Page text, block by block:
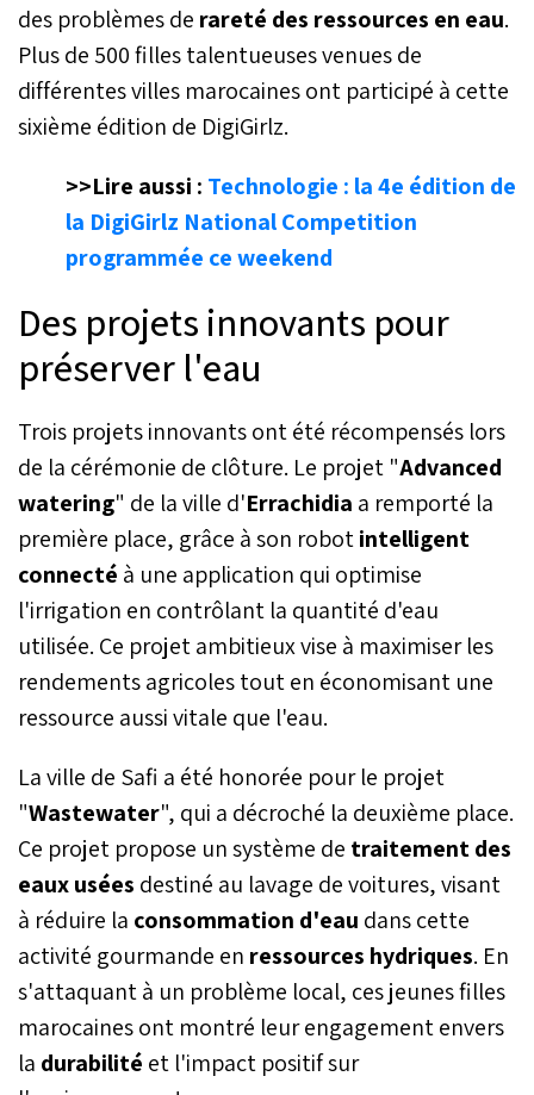
des problèmes de rareté des ressources en eau.
Plus de 500 filles talentueuses venues de
différentes villes marocaines ont participé à cette
sixième édition de DigiGirlz.
>>Lire aussi : Technologie : la 4e édition de
la DigiGirlz National Competition
programmée ce weekend
Des projets innovants pour
préserver l'eau
Trois projets innovants ont été récompensés lors
de la cérémonie de clôture. Le projet "Advanced
watering" de la ville d'Errachidia a remporté la
première place, grâce à son robotintelligent
connecté à une application qui optimise
l'irrigation en contrôlant la quantité d'eau
utilisée. Ce projet ambitieux vise à maximiser les
rendements agricoles tout en économisant une
ressource aussi vitale que l'eau.
La ville de Safi a été honorée pour le projet
"Wastewater", qui a décroché la deuxième place.
Ce projet propose un système de traitement des
eaux usées destiné au lavage de voitures, visant
à réduire la consommation d'eau dans cette
activité gourmande en ressources hydriques. En
s'attaquant à un problème local, ces jeunes filles
marocaines ont montré leur engagement envers
la durabilité et l'impact positif sur